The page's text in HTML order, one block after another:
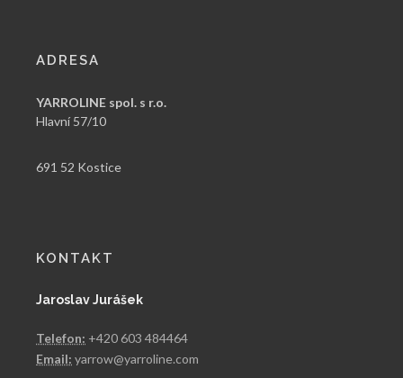
ADRESA
YARROLINE spol. s r.o.
Hlavní 57/10
691 52 Kostice
KONTAKT
Jaroslav Jurášek
Telefon: +420 603 484464
Email: yarrow@yarroline.com